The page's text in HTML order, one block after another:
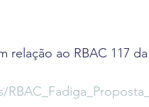
relação ao RBAC 117